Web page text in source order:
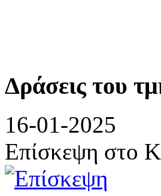
Δράσεις του
16-01-2025
Επίσκεψη στο